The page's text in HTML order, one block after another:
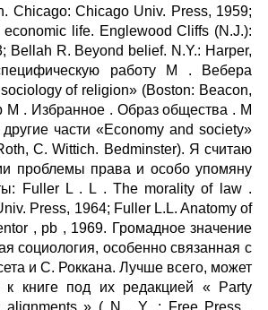
Chicago: Chicago Univ. Press, 1959;
economic life. Englewood Cliffs (N.J.):
Bellah R. Beyond belief. N.Y.: Harper,
работу М . Вебера
of religion» (Boston: Beacon,
М . Избранное . Образ общества . М
части «Economy and society»
C. Wittich. Bedminster). Я считаю
проблемы права и особо упомяну
Fuller L . L . The morality of law .
Press, 1964; Fuller L.L. Anatomy of
, pb , 1969. Громадное значение
социология, особенно связанная с
и С. Роккана. Лучше всего, может
к книге под их редакцией « Party
alignments » ( N . Y .: Free Press ,